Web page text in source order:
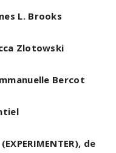
L. Brooks
Zlotowski
Bercot
de